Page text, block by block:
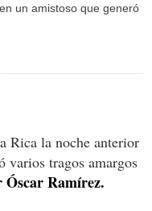
un amistoso que generó
Rica la noche anterior
varios tragos amargos
Óscar Ramírez.